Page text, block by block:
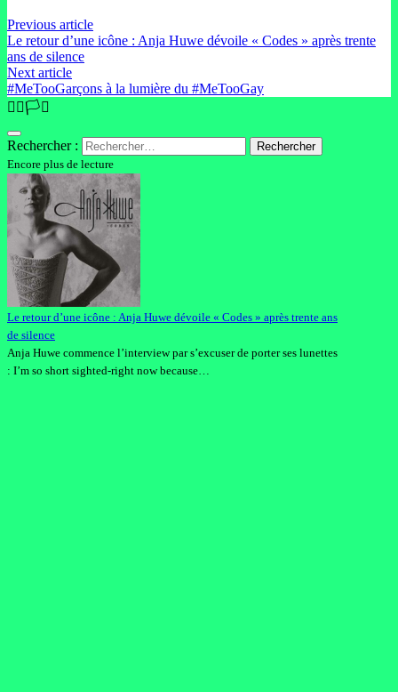
Previous article
Le retour d’une icône : Anja Huwe dévoile « Codes » après trente
ans de silence
Next article
#MeTooGarçons à la lumière du #MeTooGay
🏳️‍🌈🏳️‍⚧️
Rechercher :
Encore plus de lecture
Le retour d’une icône : Anja Huwe dévoile « Codes » après trente ans
de silence
Anja Huwe commence l’interview par s’excuser de porter ses lunettes
: I’m so short sighted-right now because…